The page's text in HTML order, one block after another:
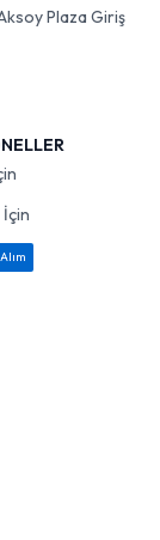
Plaza Giriş